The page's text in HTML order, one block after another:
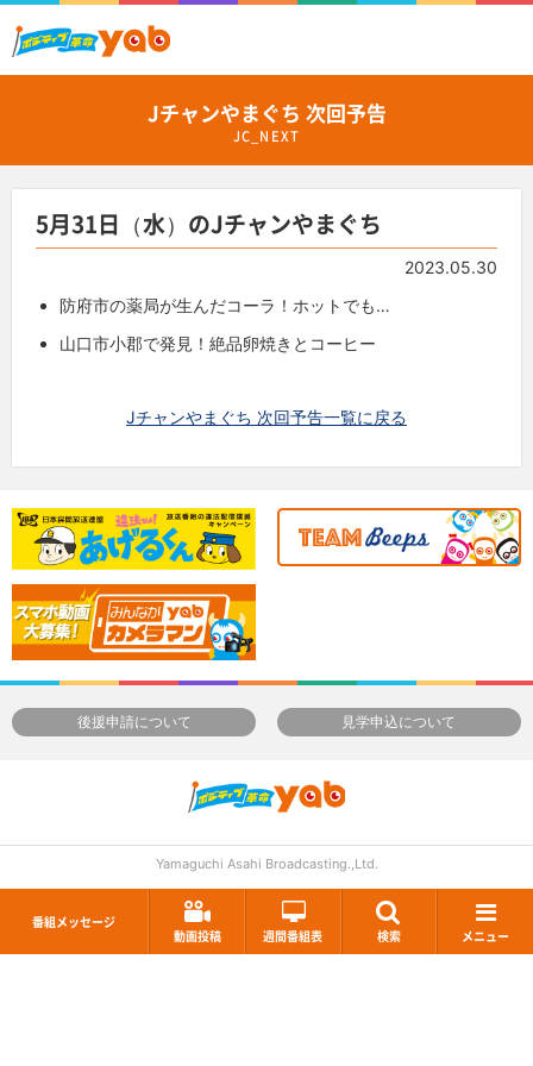
番組メッセージ
動画投稿
週間番組表 検索 メニュー
Jチャンやまぐち 次回予告
JC_NEXT
5月31日（水）のJチャンやまぐち
2023.05.30
防府市の薬局が生んだコーラ！ホットでも…
山口市小郡で発見！絶品卵焼きとコーヒー
Jチャンやまぐち 次回予告一覧に戻る
後援申請について 見学申込について
Yamaguchi Asahi Broadcasting.,Ltd.